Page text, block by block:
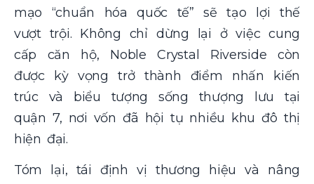
mạo “chuẩn hóa quốc tế” sẽ tạo lợi thế
vượt trội. Không chỉ dừng lại ở việc cung
cấp căn hộ, Noble Crystal Riverside còn
được kỳ vọng trở thành điểm nhấn kiến
trúc và biểu tượng sống thượng lưu tại
quận 7, nơi vốn đã hội tụ nhiều khu đô thị
hiện đại.
Tóm lại, tái định vị thương hiệu và nâng